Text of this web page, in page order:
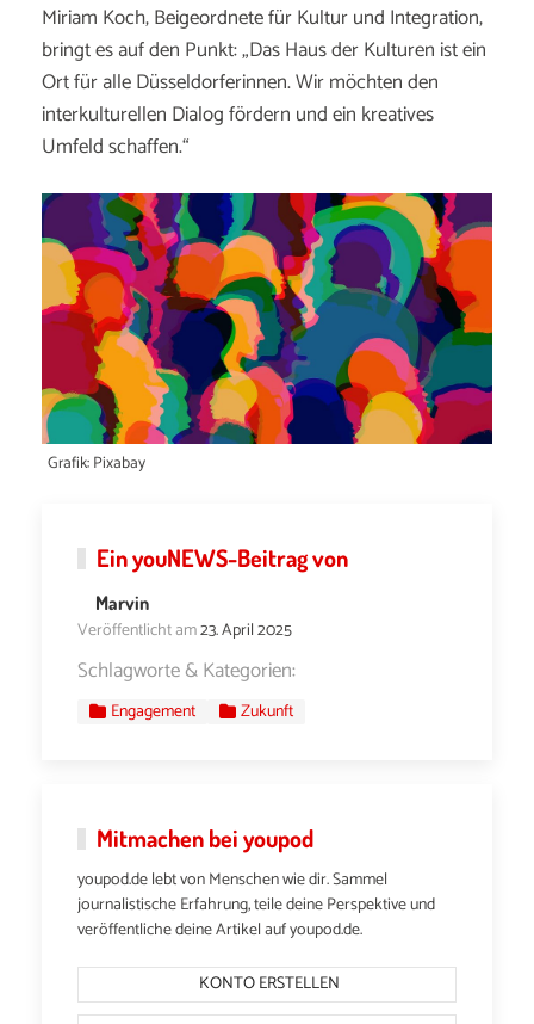
Miriam Koch, Beigeordnete für Kultur und Integration,
bringt es auf den Punkt:„Das Haus der Kulturen ist ein
Ort für alle Düsseldorferinnen. Wir möchten den
interkulturellen Dialog fördern und ein kreatives
Umfeld schaffen.“
Grafik: Pixabay
EinyouNEWS-Beitrag von
Marvin
Veröffentlicht am23. April 2025
Schlagworte & Kategorien:
Engagement Zukunft
Mitmachen bei youpod
youpod.de lebt von Menschen wie dir. Sammel
journalistische Erfahrung, teile deine Perspektive und
veröffentliche deine Artikel auf youpod.de.
KONTO ERSTELLEN